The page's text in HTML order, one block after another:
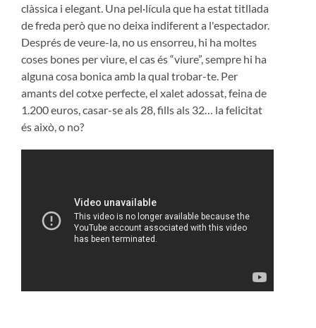
clàssica i elegant. Una pel·lícula que ha estat titllada
de freda però que no deixa indiferent a l'espectador.
Després de veure-la, no us ensorreu, hi ha moltes
coses bones per viure, el cas és “viure”, sempre hi ha
alguna cosa bonica amb la qual trobar-te. Per
amants del cotxe perfecte, el xalet adossat, feina de
1.200 euros, casar-se als 28, fills als 32… la felicitat
és això, o no?